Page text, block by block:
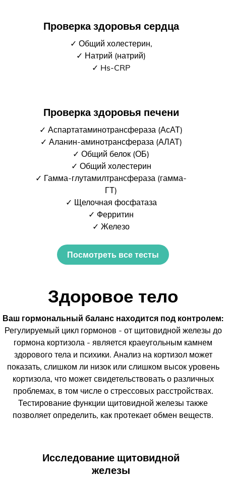
Проверка здоровья сердца
✓ Общий холестерин,
✓ Натрий (натрий)
✓ Hs-CRP
Проверка здоровья печени
✓ Аспартатаминотрансфераза (АсАТ)
✓ Аланин-аминотрансфераза (АЛАТ)
✓ Общий белок (ОБ)
✓ Общий холестерин
✓ Гамма-глутамилтрансфераза (гамма-
ГТ)
✓ Щелочная фосфатаза
✓ Ферритин
✓ Железо
Посмотреть все тесты
Здоровое тело
Ваш гормональный баланс находится под контролем:
Регулируемый цикл гормонов - от щитовидной железы до
гормона кортизола - является краеугольным камнем
здорового тела и психики. Анализ на кортизол может
показать, слишком ли низок или слишком высок уровень
кортизола, что может свидетельствовать о различных
проблемах, в том числе о стрессовых расстройствах.
Тестирование функции щитовидной железы также
позволяет определить, как протекает обмен веществ.
Исследование щитовидной
железы